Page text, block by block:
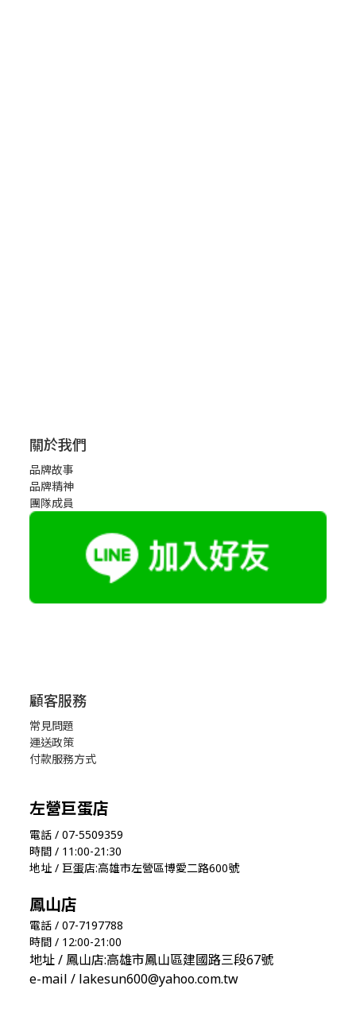
關於我們
品牌故事
品牌精神
團隊成員
顧客服務
常見問題
運送政策
付款服務方式
左營巨蛋店
電話 / 07-5509359
時間 / 11:00-21:30
地址 / 巨蛋店:高雄市左營區博愛二路600號
鳳山店
電話 / 07-7197788
時間 / 12:00-21:00
地址 / 鳳山店:高雄市鳳山區建國路三段67號
e-mail / lakesun600@yahoo.com.tw